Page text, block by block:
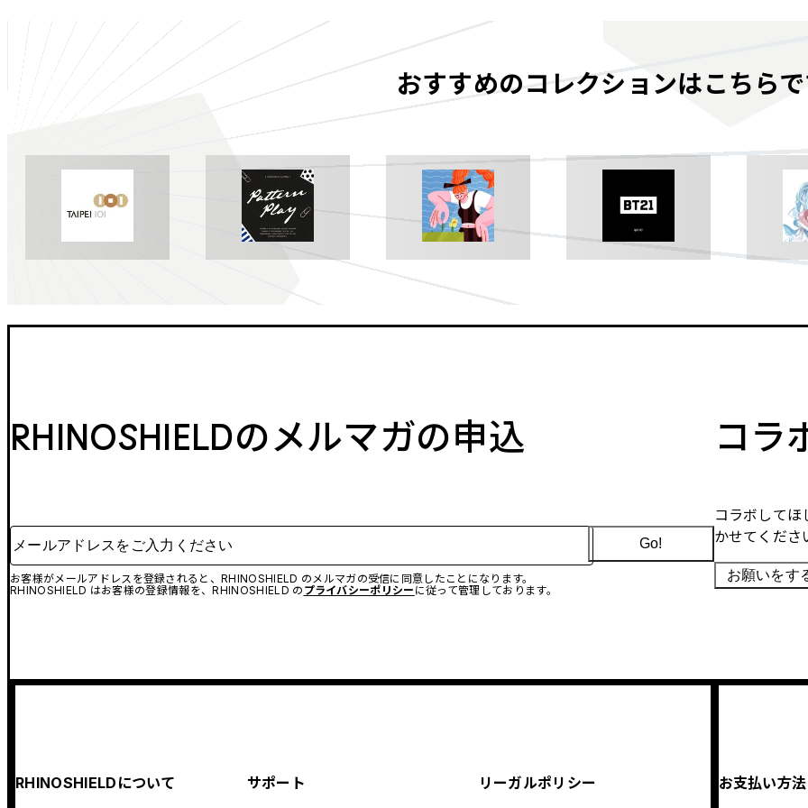
おすすめのコレクションはこちら
RHINOSHIELDのメルマガの申込
メールアドレスをご入力ください
お客様がメールアドレスを登録されると、RHINOSHIELD のメルマガの受信に同意したことになります。
RHINOSHIELD はお客様の登録情報を、RHINOSHIELD の プライバシーポリシー に従って管理しております。
Go!
コラ
コラボして
かせてくださ
お願いをす
RHINOSHIELDについて サポート リーガルポリシー お支払い方法